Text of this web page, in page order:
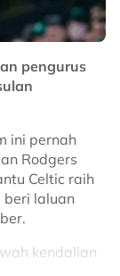
pengurus
ini pernah
Rodgers
Celtic raih
beri laluan
kendalian
melepaskan